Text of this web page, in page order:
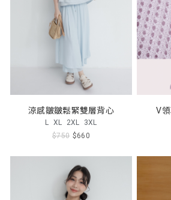
涼感皺皺鬆緊雙層背心
L XL 2XL 3XL
$750 $660
V